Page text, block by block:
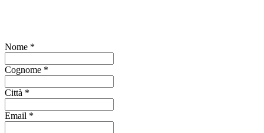
Nome *
Cognome *
Città *
Email *